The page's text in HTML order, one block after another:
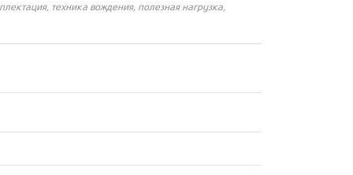
техника вождения, полезная нагрузка,